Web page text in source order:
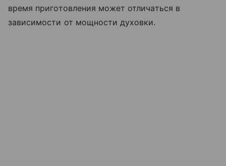
время приготовления может отличаться в
зависимости от мощности духовки.